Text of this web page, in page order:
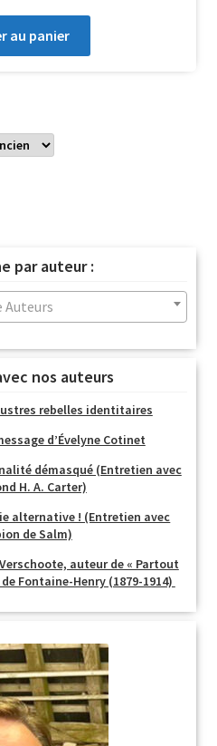
au panier
par auteur :
Auteurs
nos auteurs
rebelles identitaires
d’Évelyne Cotinet
démasqué (Entretien avec
H. A. Carter)
alternative ! (Entretien avec
de Salm)
auteur de « Partout
de Fontaine-Henry (1879-1914)